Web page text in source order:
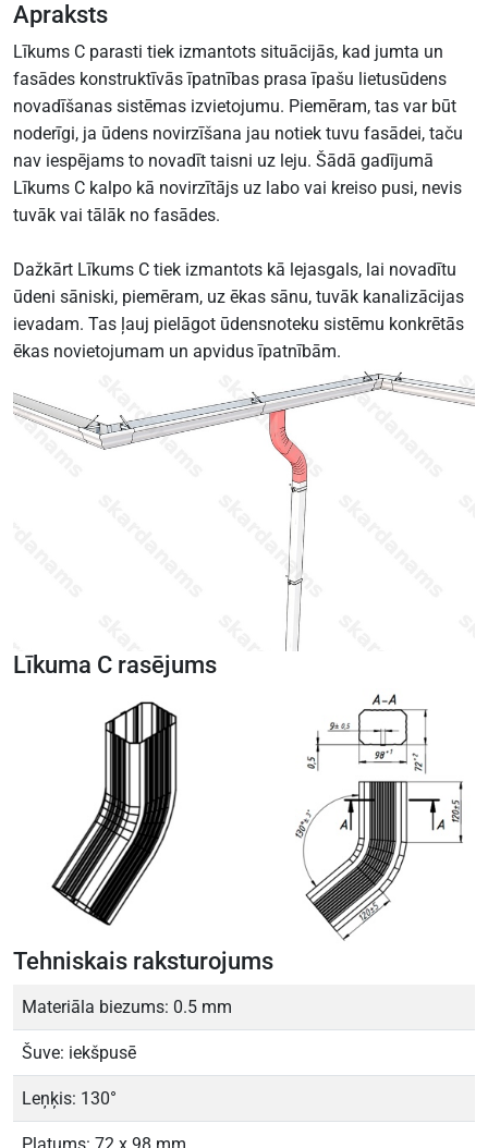
Apraksts
Līkums C parasti tiek izmantots situācijās, kad jumta un
fasādes konstruktīvās īpatnības prasa īpašu lietusūdens
novadīšanas sistēmas izvietojumu. Piemēram, tas var būt
noderīgi, ja ūdens novirzīšana jau notiek tuvu fasādei, taču
nav iespējams to novadīt taisni uz leju. Šādā gadījumā
Līkums C kalpo kā novirzītājs uz labo vai kreiso pusi, nevis
tuvāk vai tālāk no fasādes.
Dažkārt Līkums C tiek izmantots kā lejasgals, lai novadītu
ūdeni sāniski, piemēram, uz ēkas sānu, tuvāk kanalizācijas
ievadam. Tas ļauj pielāgot ūdensnoteku sistēmu konkrētās
ēkas novietojumam un apvidus īpatnībām.
Līkuma C rasējums
Tehniskais raksturojums
Materiāla biezums: 0.5 mm
Šuve: iekšpusē
Leņķis: 130°